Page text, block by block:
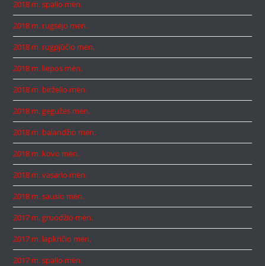
2018 m. spalio mėn.
2018 m. rugsėjo mėn.
2018 m. rugpjūčio mėn.
2018 m. liepos mėn.
2018 m. birželio mėn.
2018 m. gegužės mėn.
2018 m. balandžio mėn.
2018 m. kovo mėn.
2018 m. vasario mėn.
2018 m. sausio mėn.
2017 m. gruodžio mėn.
2017 m. lapkričio mėn.
2017 m. spalio mėn.